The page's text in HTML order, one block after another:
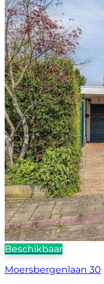
Beschikbaar
Moersbergenlaan 30